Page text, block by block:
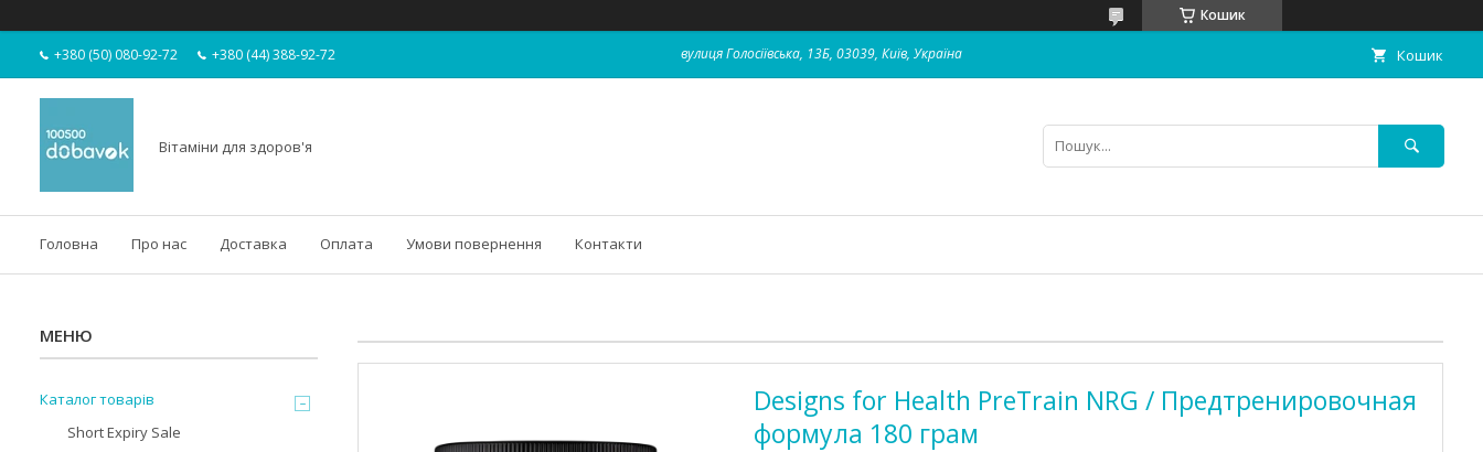
Кошик
+380 (50) 080-92-72 +380 (44) 388-92-72 вулиця Голосіївська, 13Б, 03039, Київ, Україна Кошик
Вітаміни для здоров'я
Головна Про нас Доставка Оплата Умови повернення Контакти
Designs for Health PreTrain NRG / Предтренировочная
формула 180 грам
Каталог товарів
Short Expiry Sale